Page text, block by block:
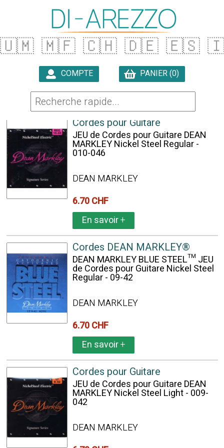
🇺🇲 🇲🇫 🇨🇭 🇩🇪 🇪🇸
COMPTE PANIER (0)
4 ARTICLES TROUVÉS
Cordes pour Guitare
JEU de Cordes pour Guitare DEAN
MARKLEY Nickel Steel Regular -
010-046
DEAN MARKLEY
6.70 CHF
En savoir+
Cordes DEAN MARKLEY®
DEAN MARKLEY BLUE STEEL™ JEU
de Cordes pour Guitare Nickel Steel
Regular - 09-42
DEAN MARKLEY
6.70 CHF
En savoir+
Cordes pour Guitare
JEU de Cordes pour Guitare DEAN
MARKLEY Nickel Steel Light - 009-
042
DEAN MARKLEY